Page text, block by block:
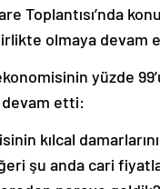
Toplantısı’nda
olmaya devam
yüzde
etti:
kılcal
şu anda cari